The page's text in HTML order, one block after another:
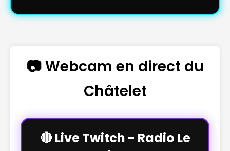
📷 Webcam en direct du
Châtelet
🔴 Live Twitch - Radio Le